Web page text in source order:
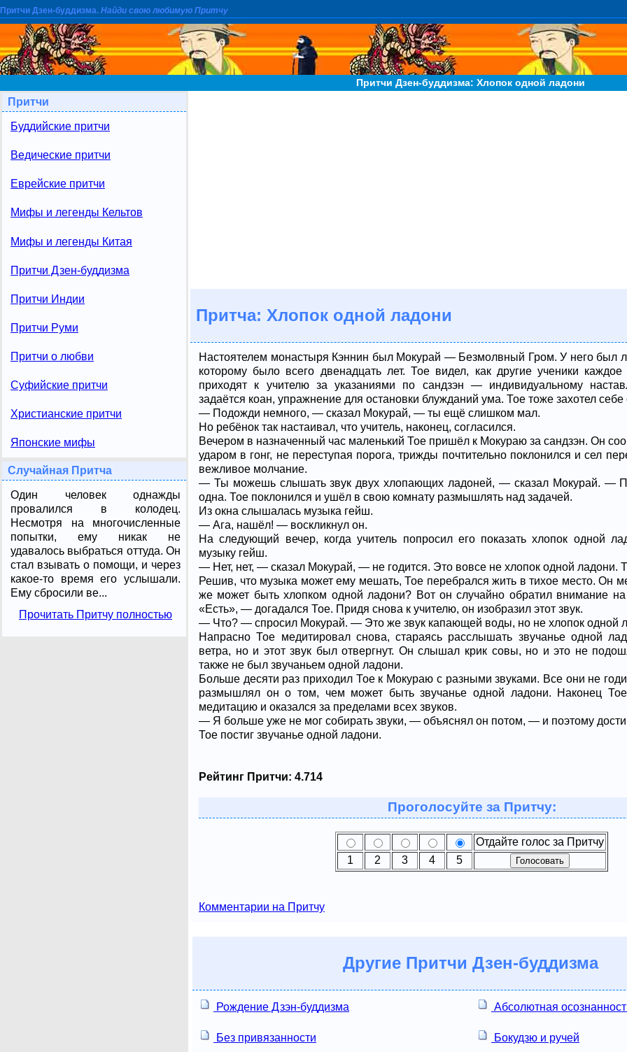
Притчи Дзен-буддизма. Найди свою любимую Притчу
Притчи Дзен-буддизма: Хлопок одной ладони
Притчи
Буддийские притчи
Ведические притчи
Еврейские притчи
Мифы и легенды Кельтов
Мифы и легенды Китая
Притчи Дзен-буддизма
Притчи Индии
Притчи Руми
Притчи о любви
Суфийские притчи
Христианские притчи
Японские мифы
Случайная Притча
Один человек однажды
провалился в колодец.
Несмотря на многочисленные
попытки, ему никак не
удавалось выбраться оттуда. Он
стал взывать о помощи, и через
какое-то время его услышали.
Ему сбросили ве...
Прочитать Притчу полностью
Притча: Хлопок одной ладони
Настоятелем монастыря Кэннин был Мокурай — Безмолвный Гром. У него был
которому было всего двенадцать лет. Тое видел, как другие ученики
приходят к учителю за указаниями по сандзэн — индивидуальному
задаётся коан, упражнение для остановки блужданий ума. Тое тоже захотел себе
— Подожди немного, — сказал Мокурай, — ты ещё слишком мал.
Но ребёнок так настаивал, что учитель, наконец, согласился.
Вечером в назначенный час маленький Тое пришёл к Мокураю за сандзэн. Он
ударом в гонг, не переступая порога, трижды почтительно поклонился и сел
вежливое молчание.
— Ты можешь слышать звук двух хлопающих ладоней, — сказал Мокурай. —
одна. Тое поклонился и ушёл в свою комнату размышлять над задачей.
Из окна слышалась музыка гейш.
— Ага, нашёл! — воскликнул он.
На следующий вечер, когда учитель попросил его показать хлопок одной
музыку гейш.
— Нет, нет, — сказал Мокурай, — не годится. Это вовсе не хлопок одной ладони.
Решив, что музыка может ему мешать, Тое перебрался жить в тихое место. Он
же может быть хлопком одной ладони? Вот он случайно обратил внимание
«Есть», — догадался Тое. Придя снова к учителю, он изобразил этот звук.
— Что? — спросил Мокурай. — Это же звук капающей воды, но не хлопок одной
Напрасно Тое медитировал снова, стараясь расслышать звучанье одной
ветра, но и этот звук был отвергнут. Он слышал крик совы, но и это не
также не был звучаньем одной ладони.
Больше десяти раз приходил Тое к Мокураю с разными звуками. Все они не
размышлял он о том, чем может быть звучанье одной ладони. Наконец
медитацию и оказался за пределами всех звуков.
— Я больше уже не мог собирать звуки, — объяснял он потом, — и поэтому достиг
Тое постиг звучанье одной ладони.
Рейтинг Притчи: 4.714
Проголосуйте за Притчу:
Отдайте голос за Притчу
1
2 3 4 5
Комментарии на Притчу
ДругиеПритчи Дзен-буддизма
Рождение Дзэн-буддизма Абсолютная
Без привязанности Бокудзю и ручей